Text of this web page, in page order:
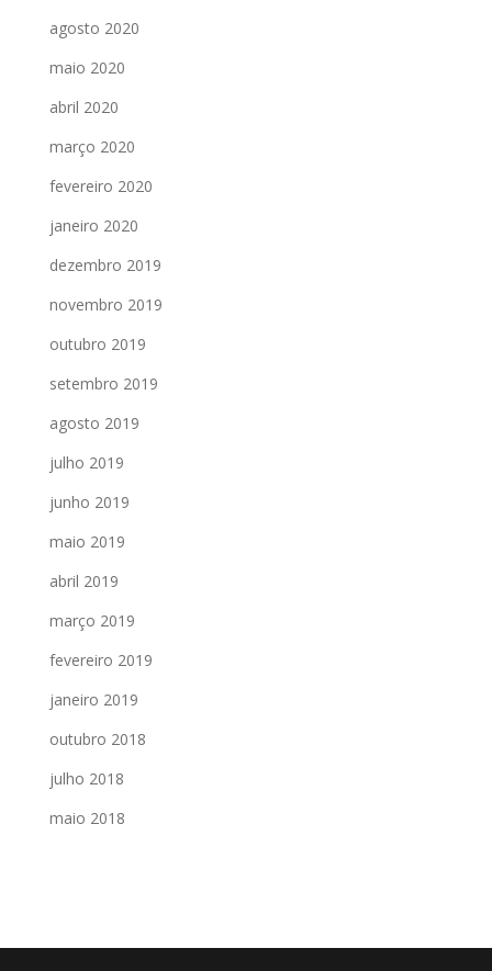
agosto 2020
maio 2020
abril 2020
março 2020
fevereiro 2020
janeiro 2020
dezembro 2019
novembro 2019
outubro 2019
setembro 2019
agosto 2019
julho 2019
junho 2019
maio 2019
abril 2019
março 2019
fevereiro 2019
janeiro 2019
outubro 2018
julho 2018
maio 2018